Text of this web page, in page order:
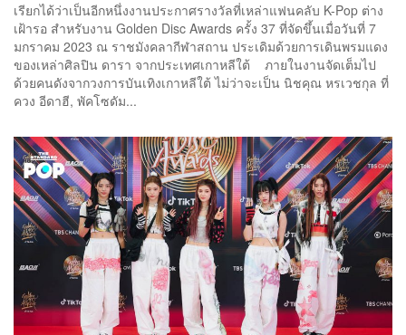
เรียกได้ว่าเป็นอีกหนึ่งงานประกาศรางวัลที่เหล่าแฟนคลับ K-Pop ต่าง
เฝ้ารอ สำหรับงาน Golden Disc Awards ครั้ง 37 ที่จัดขึ้นเมื่อวันที่ 7
มกราคม 2023 ณ ราชมังคลากีฬาสถาน ประเดิมด้วยการเดินพรมแดง
ของเหล่าศิลปิน ดารา จากประเทศเกาหลีใต้ ภายในงานจัดเต็มไป
ด้วยคนดังจากวงการบันเทิงเกาหลีใต้ ไม่ว่าจะเป็น นิชคุณ หรเวชกุล ที่
ควง อีดาฮี, พัคโซดัม...